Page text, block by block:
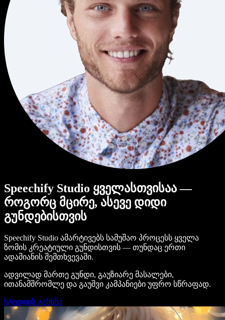
Speechify Studio ყველასთვისაა —
როგორც მცირე, ასევე დიდი
გუნდებისთვის
Speechify Studio ამარტივებს სამუშაო პროცესს ყველა
ზომის კრეატიული გუნდისთვის — თუნდაც ერთი
ადამიანის შემთხვევაში.
ადვილად მართე გუნდი, გაუზიარე მასალები,
ითანამშრომლე და გაუშვი კამპანიები უფრო სწრაფად.
სტუდიის გახსნა